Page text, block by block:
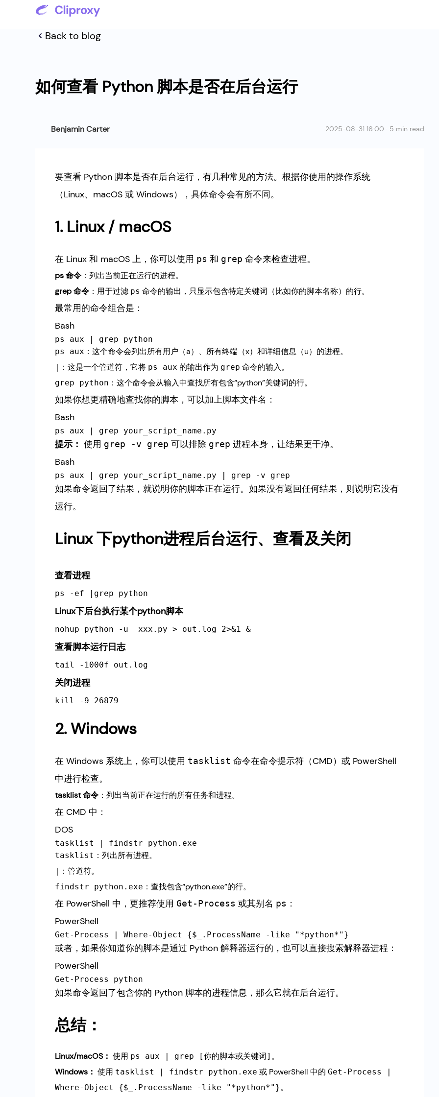
Back to blog
如何查看 Python 脚本是否在后台运行
Benjamin Carter 2025-08-31 16:00 · 5 min read
要查看 Python 脚本是否在后台运行，有几种常见的方法。根据你使用的操作系统
（Linux、macOS 或 Windows），具体命令会有所不同。
1. Linux / macOS
在 Linux 和 macOS 上，你可以使用 ps 和 grep 命令来检查进程。
ps 命令 ：列出当前正在运行的进程。
grep 命令 ：用于过滤 ps 命令的输出，只显示包含特定关键词（比如你的脚本名称）的行。
最常用的命令组合是：
Bash
ps aux ：这个命令会列出所有用户（a）、所有终端（x）和详细信息（u）的进程。
| ：这是一个管道符，它将 ps aux 的输出作为 grep 命令的输入。
grep python ：这个命令会从输入中查找所有包含“python”关键词的行。
如果你想更精确地查找你的脚本，可以加上脚本文件名：
Bash
提示： 使用 grep -v grep 可以排除 grep 进程本身，让结果更干净。
Bash
如果命令返回了结果，就说明你的脚本正在运行。如果没有返回任何结果，则说明它没有
运行。
Linux 下python进程后台运行、查看及关闭
查看进程
ps -ef |grep python
Linux下后台执行某个python脚本
nohup python -u  xxx.py > out.log 2>&1 &
查看脚本运行日志
tail -1000f out.log
关闭进程
kill -9 26879
2. Windows
在 Windows 系统上，你可以使用 tasklist 命令在命令提示符（CMD）或 PowerShell
中进行检查。
tasklist 命令 ：列出当前正在运行的所有任务和进程。
在 CMD 中：
DOS
tasklist ：列出所有进程。
| ：管道符。
findstr python.exe ：查找包含“python.exe”的行。
在 PowerShell 中，更推荐使用 Get-Process 或其别名 ps ：
PowerShell
或者，如果你知道你的脚本是通过 Python 解释器运行的，也可以直接搜索解释器进程：
PowerShell
如果命令返回了包含你的 Python 脚本的进程信息，那么它就在后台运行。
总结：
Linux/macOS： 使用 ps aux | grep [你的脚本或关键词] 。
Windows： 使用 tasklist | findstr python.exe 或 PowerShell 中的 Get-Process |
Where-Object {$_.ProcessName -like "*python*"}。